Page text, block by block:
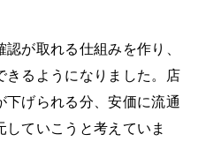
が取れる仕組みを作り、
きるようになりました。店
げられる分、安価に流通
ていこうと考えていま